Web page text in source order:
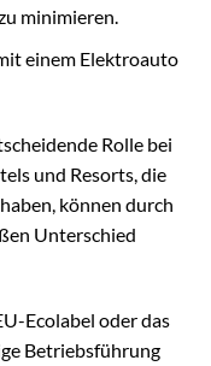
minimieren.
einem Elektroauto
Rolle bei
und Resorts, die
können durch
Unterschied
Ecolabel oder das
Betriebsführung